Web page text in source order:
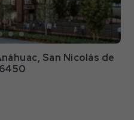
San Nicolás de